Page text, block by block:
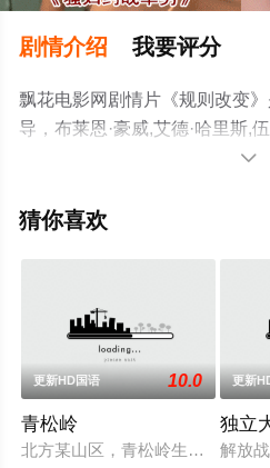
剧情介绍 我要评分
飘花电影网剧情片《规则改变
导，布莱恩·豪威,艾德·哈里斯,
里维斯顿,斯宾塞·加雷特,布丽特
娜·菲,布莱恩·威廉姆斯,沃尔夫·

猜你喜欢
更新HD国语 10.0
青松岭
北方某山区，青松岭生产大队。
更新
独立
解放